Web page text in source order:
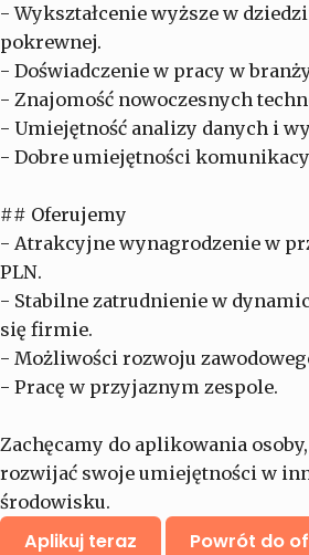
- Wykształcenie wyższe w
pokrewnej.
- Doświadczenie w pracy w
- Znajomość nowoczesnych
- Umiejętność analizy danych i
- Dobre umiejętności
## Oferujemy
- Atrakcyjne wynagrodzenie w
PLN.
- Stabilne zatrudnienie w
się firmie.
- Możliwości rozwoju
- Pracę w przyjaznym zespole.
Zachęcamy do aplikowania
rozwijać swoje umiejętności w
środowisku.
Aplikuj teraz Powrót do